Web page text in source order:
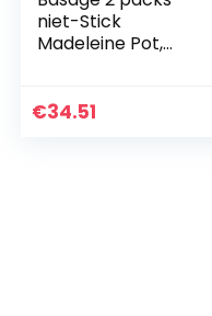
niet-Stick
Madeleine Pot,
Bakplaat
€34.51